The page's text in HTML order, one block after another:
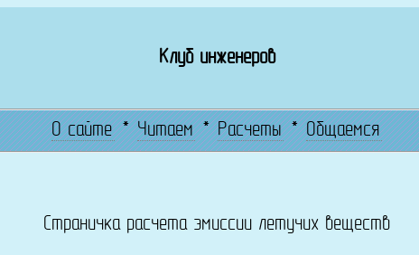
Клуб инженеров
О сайте*Читаем*Расчеты*Общаемся
Страничка расчета эмиссии летучих веществ